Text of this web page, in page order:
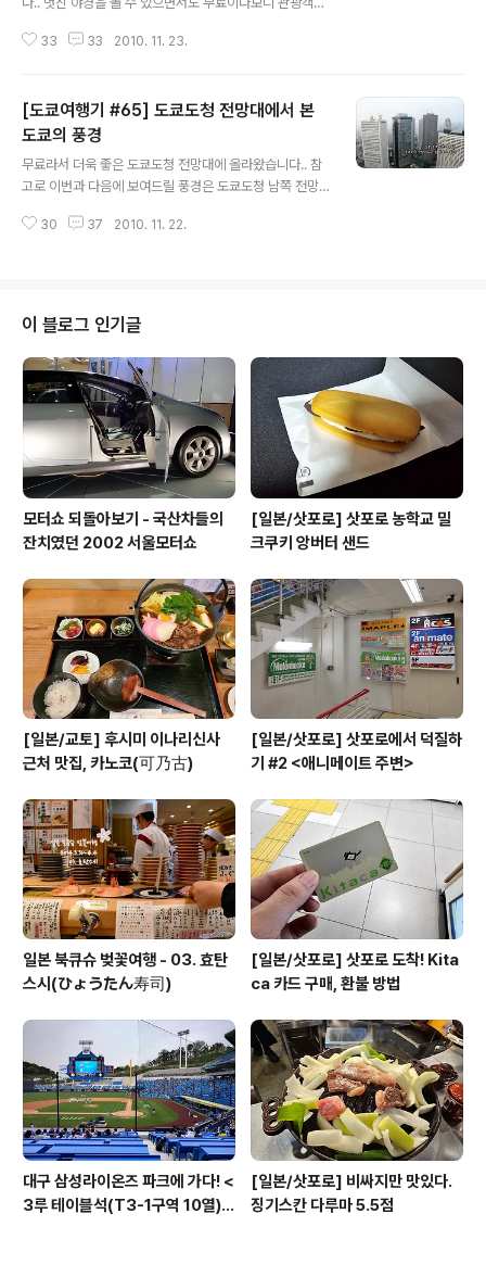
초콜렛 같은걸 좀 샀네요..^^ 동전이 남아서 구입했던 환
타.. 밀키스를 기대하며 마셨지만 알고보니 저칼로리 음료
밤을 모습을 비교해보시는 것도 재밌을거라 생각됩니다..^
때문에 멀리까지 깨끗한 야경을 촬영하지 못한건 아쉽지
만.. 그래도 전체적인 야경은 예쁘니까 만족합니다..^^ 고층
빌딩들도 역시나 불이 들어오기 시작합니다.. 덕분에 야경
은 점점 화려해지네요..^^ 내려다 보니 아찔합니다..^^: 텅
스텐 모드로 바꿔 촬영해봤습니다.. 야경은 웬지 차가운 맛
도 있어야..^^ 유리창에 전망대에 있는 카페의 불빛이 비치
33 33 2010. 11. 23.
[도쿄여행기 #65] 도쿄도청 전망대에서 본
도쿄의 풍경
무료라서 더욱 좋은 도쿄도청 전망대에 올라왔습니다.. 참
고로 이번과 다음에 보여드릴 풍경은 도쿄도청 남쪽 전망
제가 간 날은 북쪽 전망대 휴무일이었습니다..^^ 멋진 고층
이 나네요..ㅋㅋ 신주쿠에는 차가 많지만, 도청 근처에는 차
가 별로 안보이더라구요.. 그냥 제 느낌만 그랬는지는 몰라
도..^^: 아쉽게 이 날 비가 오는 바람에 시야가 좋지 않습니
다.. 날씨가 좋으면 후지산도 보이는 곳이라는데 이날은 택
도 없겠네요..^^: 올라와서 보니 도쿄도 서울처럼 참 빌딩들
이 빽빽하게 ..
30 37 2010. 11. 22.
이 블로그 인기글
모터쇼 되돌아보기 - 국산차들의
잔치였던 2002 서울모터쇼
[일본/삿포로] 삿포로 농학교 밀
크쿠키 앙버터 샌드
[일본/교토] 후시미 이나리신사
근처 맛집, 카노코(可乃古)
[일본/삿포로] 삿포로에서 덕질하
기 #2 <애니메이트 주변>
일본 북큐슈 벚꽃여행 - 03. 효탄
스시(ひょうたん寿司)
[일본/삿포로] 삿포로 도착! Kita
ca 카드 구매, 환불 방법
대구 삼성라이온즈 파크에 가다! <
3루 테이블석(T3-1구역 10열)
[일본/삿포로] 비싸지만 맛있다.
징기스칸 다루마 5.5점